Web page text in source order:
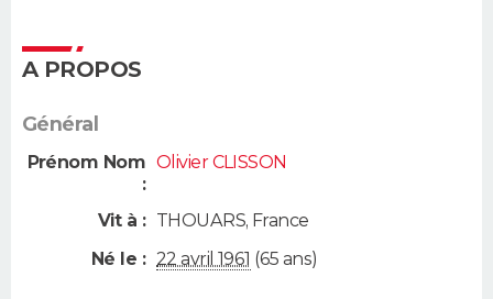
A PROPOS
Général
Prénom Nom
:
Olivier CLISSON
Vit à : THOUARS, France
Né le : 22 avril 1961 (65 ans)